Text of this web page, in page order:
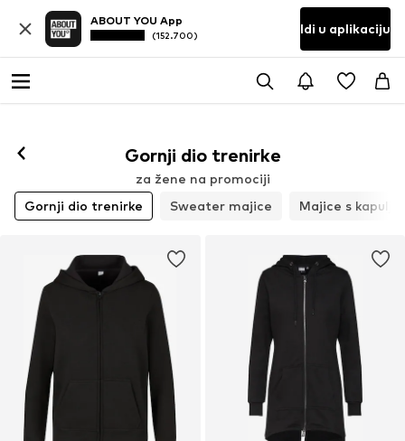
ABOUT YOU App
(152.700) Idi u aplikaciju
Gornji dio trenirke
za žene na promociji
Gornji dio trenirke
Sweater majice Majice s